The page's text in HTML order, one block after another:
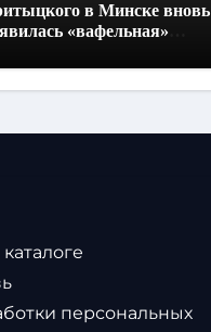
в Минске вновь
«вафельная»
персональных